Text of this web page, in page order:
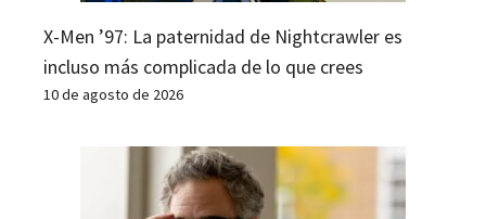
X-Men ’97: La paternidad de Nightcrawler es
incluso más complicada de lo que crees
10 de agosto de 2026